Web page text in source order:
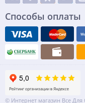
Способы оплаты
© Интернет магазин Все Для